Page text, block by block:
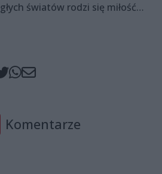
światów rodzi się miłość…
Komentarze